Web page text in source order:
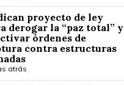
proyecto de ley
derogar la “paz total” y
órdenes de
contra estructuras
atrás